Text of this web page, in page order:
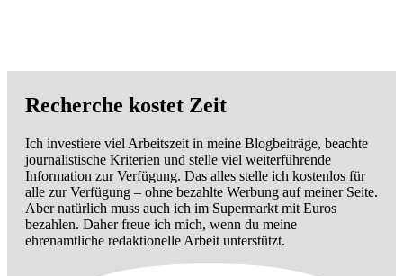
Recherche kostet Zeit
Ich investiere viel Arbeitszeit in meine Blogbeiträge, beachte
journalistische Kriterien und stelle viel weiterführende
Information zur Verfügung. Das alles stelle ich kostenlos für
alle zur Verfügung – ohne bezahlte Werbung auf meiner Seite.
Aber natürlich muss auch ich im Supermarkt mit Euros
bezahlen. Daher freue ich mich, wenn du meine
ehrenamtliche redaktionelle Arbeit unterstützt.